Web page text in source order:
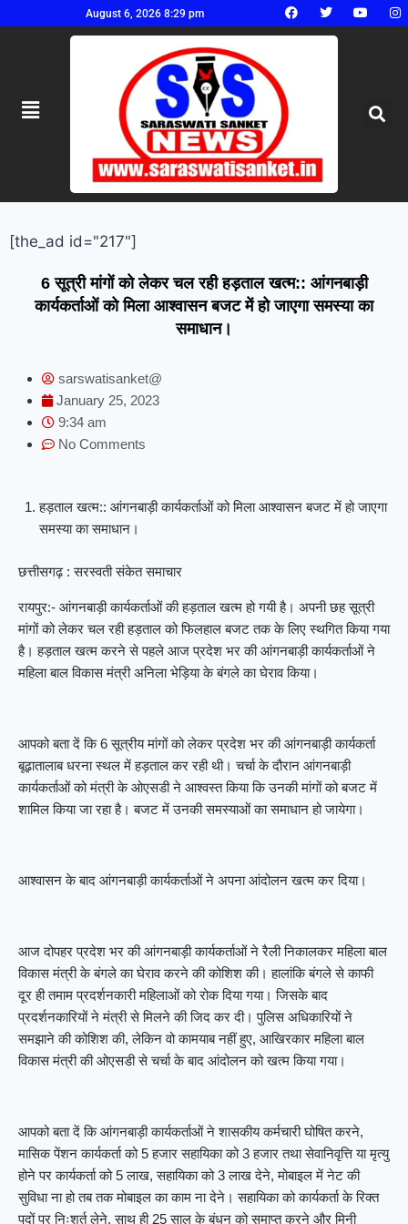
August 6, 2026 8:29 pm
[the_ad id="217"]
6 सूत्री मांगों को लेकर चल रही हड़ताल खत्म:: आंगनबाड़ी
कार्यकर्ताओं को मिला आश्वासन बजट में हो जाएगा समस्या का
समाधान।
sarswatisanket@
January 25, 2023
9:34 am
No Comments
हड़ताल खत्म:: आंगनबाड़ी कार्यकर्ताओं को मिला आश्वासन बजट में हो जाएगा
समस्या का समाधान।
छत्तीसगढ़ : सरस्वती संकेत समाचार
रायपुर:- आंगनबाड़ी कार्यकर्ताओं की हड़ताल खत्म हो गयी है। अपनी छह सूत्री
मांगों को लेकर चल रही हड़ताल को फिलहाल बजट तक के लिए स्थगित किया गया
है। हड़ताल खत्म करने से पहले आज प्रदेश भर की आंगनबाड़ी कार्यकर्ताओं ने
महिला बाल विकास मंत्री अनिला भेड़िया के बंगले का घेराव किया।
आपको बता दें कि 6 सूत्रीय मांगों को लेकर प्रदेश भर की आंगनबाड़ी कार्यकर्ता
बूढ़ातालाब धरना स्थल में हड़ताल कर रही थी। चर्चा के दौरान आंगनबाड़ी
कार्यकर्ताओं को मंत्री के ओएसडी ने आश्वस्त किया कि उनकी मांगों को बजट में
शामिल किया जा रहा है। बजट में उनकी समस्याओं का समाधान हो जायेगा।
आश्वासन के बाद आंगनबाड़ी कार्यकर्ताओं ने अपना आंदोलन खत्म कर दिया।
आज दोपहर प्रदेश भर की आंगनबाड़ी कार्यकर्ताओं ने रैली निकालकर महिला बाल
विकास मंत्री के बंगले का घेराव करने की कोशिश की। हालांकि बंगले से काफी
दूर ही तमाम प्रदर्शनकारी महिलाओं को रोक दिया गया। जिसके बाद
प्रदर्शनकारियों ने मंत्री से मिलने की जिद कर दी। पुलिस अधिकारियों ने
समझाने की कोशिश की, लेकिन वो कामयाब नहीं हुए, आखिरकार महिला बाल
विकास मंत्री की ओएसडी से चर्चा के बाद आंदोलन को खत्म किया गया।
आपको बता दें कि आंगनबाड़ी कार्यकर्ताओं ने शासकीय कर्मचारी घोषित करने,
मासिक पेंशन कार्यकर्ता को 5 हजार सहायिका को 3 हजार तथा सेवानिवृत्ति या मृत्यु
होने पर कार्यकर्ता को 5 लाख, सहायिका को 3 लाख देने, मोबाइल में नेट की
सुविधा ना हो तब तक मोबाइल का काम ना देने। सहायिका को कार्यकर्ता के रिक्त
पदों पर निःशर्त लेने, साथ ही 25 साल के बंधन को समाप्त करने और मिनी